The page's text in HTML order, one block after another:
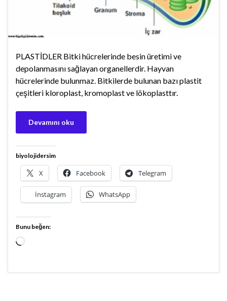
PLASTİDLER Bitki hücrelerinde besin üretimi ve
depolanmasını sağlayan organellerdir. Hayvan
hücrelerinde bulunmaz. Bitkilerde bulunan bazı plastit
çeşitleri kloroplast, kromoplast ve lökoplasttır.
Devamını oku
biyolojidersim
X Facebook Telegram
İnstagram WhatsApp
Bunu beğen:
Yükleniyor...